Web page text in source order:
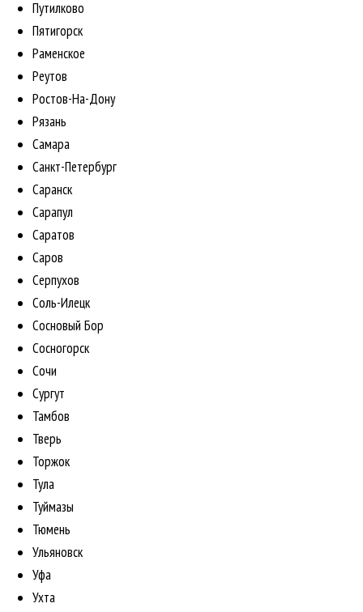
Путилково
Пятигорск
Раменское
Реутов
Ростов-На-Дону
Рязань
Самара
Санкт-Петербург
Саранск
Сарапул
Саратов
Саров
Серпухов
Соль-Илецк
Сосновый Бор
Сосногорск
Сочи
Сургут
Тамбов
Тверь
Торжок
Тула
Туймазы
Тюмень
Ульяновск
Уфа
Ухта